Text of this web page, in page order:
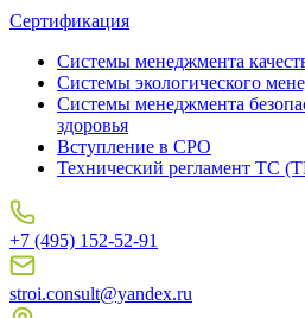
Сертификация
Системы менеджмента
Системы экологического
Системы менеджмента
здоровья
Вступление в СРО
Технический регламент ТС
+7 (495) 152-52-91
stroi.consult@yandex.ru